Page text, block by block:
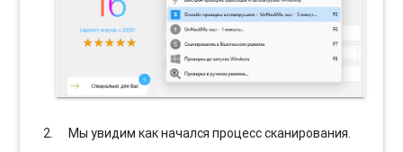
Мы увидим как начался процесс сканирования.